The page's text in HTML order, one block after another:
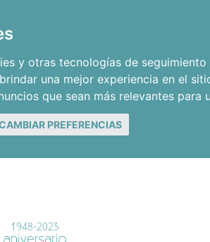
y otras tecnologías de
una mejor experiencia en el
que sean más relevantes para
PREFERENCIAS